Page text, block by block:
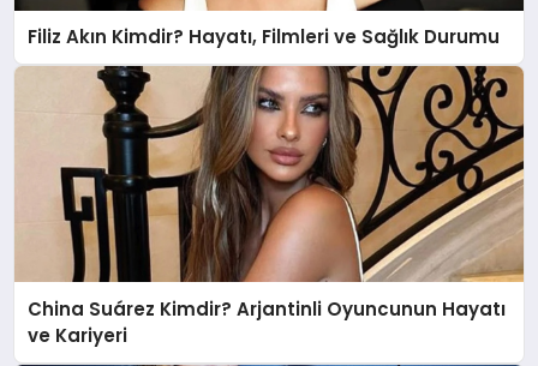
Filiz Akın Kimdir? Hayatı, Filmleri ve Sağlık Durumu
China Suárez Kimdir? Arjantinli Oyuncunun Hayatı
ve Kariyeri